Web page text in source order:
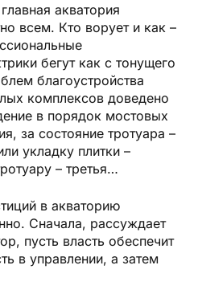
акватория
всем. Кто ворует и как –
бегут как с тонущего
благоустройства
комплексов доведено
в порядок мостовых
за состояние тротуара –
укладку плитки –
– третья…
в акваторию
Сначала, рассуждает
пусть власть обеспечит
в управлении, а затем